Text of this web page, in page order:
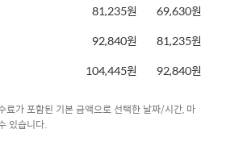
81,235원
92,840원
104,445원
69,630원
81,235원
92,840원
료가 포함된 기본 금액으로 선택한 날짜/시간, 마
있습니다.